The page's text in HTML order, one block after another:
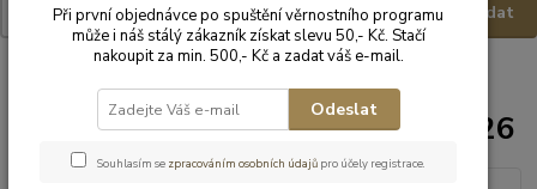
Hledat
WOJTYLKO Holínky Auta - vel.26
Při první objednávce po spuštění věrnostního programu
může i náš stálý zákazník získat slevu 50,- Kč. Stačí
nakoupit za min. 500,- Kč a zadat váš e-mail.
Odeslat
Souhlasím se zpracováním osobních údajů pro účely registrace.